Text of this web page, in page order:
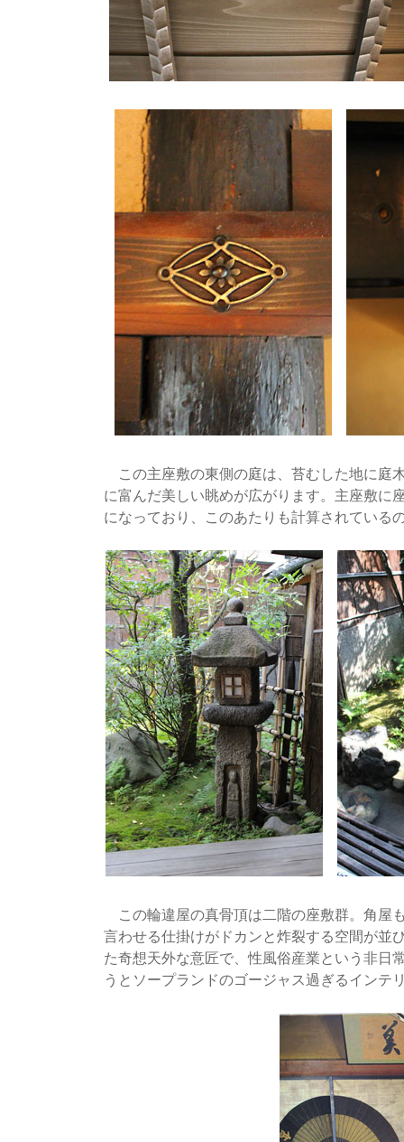
この主座敷の東側の庭は、苔むした地に庭
に富んだ美しい眺めが広がります。主座敷に
になっており、このあたりも計算されている
この輪違屋の真骨頂は二階の座敷群。角屋
言わせる仕掛けがドカンと炸裂する空間が並
た奇想天外な意匠で、性風俗産業という非日
うとソープランドのゴージャス過ぎるインテ